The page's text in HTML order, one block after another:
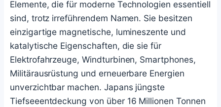
Elemente, die für moderne Technologien essentiell
sind, trotz irreführendem Namen. Sie besitzen
einzigartige magnetische, lumineszente und
katalytische Eigenschaften, die sie für
Elektrofahrzeuge, Windturbinen, Smartphones,
Militärausrüstung und erneuerbare Energien
unverzichtbar machen. Japans jüngste
Tiefseeentdeckung von über 16 Millionen Tonnen